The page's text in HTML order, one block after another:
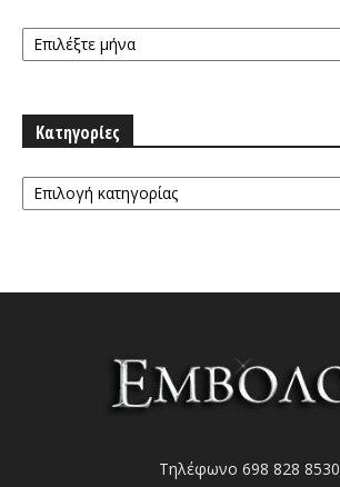
Αρχειοθήκη
Κατηγορίες
Κατηγορίες
Τηλέφωνο 698 828 8530